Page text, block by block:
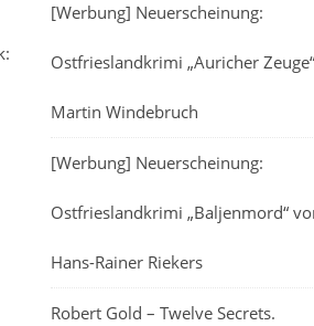
[Werbung] Neuerscheinung:
Ostfrieslandkrimi „Auricher
Martin Windebruch
[Werbung] Neuerscheinung:
Ostfrieslandkrimi „Baljenmord“
Hans-Rainer Riekers
Robert Gold – Twelve Secrets.